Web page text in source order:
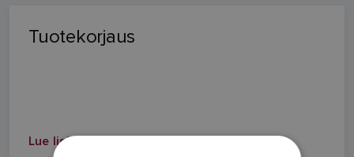
Tuotekorjaus
Lue lisää